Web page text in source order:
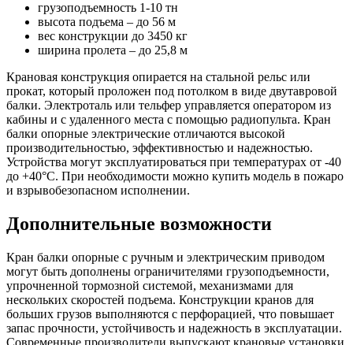
грузоподъемность 1-10 тн
высота подъема – до 56 м
вес конструкции до 3450 кг
ширина пролета – до 25,8 м
Крановая конструкция опирается на стальной рельс или
прокат, который проложен под потолком в виде двутавровой
балки. Электроталь или тельфер управляется оператором из
кабины и с удаленного места с помощью радиопульта. Кран
балки опорные электрические отличаются высокой
производительностью, эффективностью и надежностью.
Устройства могут эксплуатироваться при температурах от -40
до +40°С. При необходимости можно купить модель в пожаро
и взрывобезопасном исполнении.
Дополнительные возможности
Кран балки опорные с ручным и электрическим приводом
могут быть дополнены ограничителями грузоподъемности,
упрочненной тормозной системой, механизмами для
нескольких скоростей подъема. Конструкции кранов для
больших грузов выполняются с перфорацией, что повышает
запас прочности, устойчивость и надежность в эксплуатации.
Современные производители выпускают крановые установки